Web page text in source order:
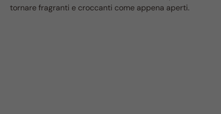
tornare fragranti e croccanti come appena aperti.